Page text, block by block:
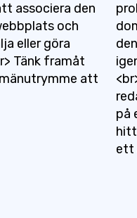
associera den
och
eller göra
Tänk framåt
att
på
ett